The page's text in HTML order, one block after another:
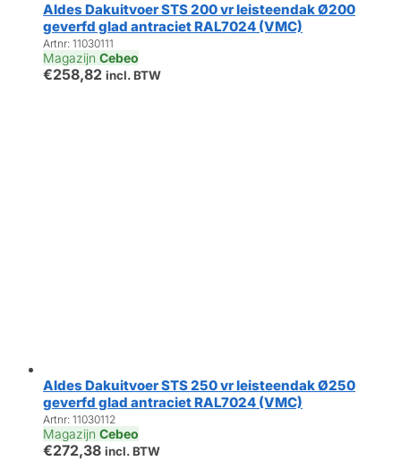
Aldes Dakuitvoer STS 200 vr leisteendak Ø200
geverfd glad antraciet RAL7024 (VMC)
Artnr: 11030111
Magazijn Cebeo
€258,82 incl. BTW
Aldes Dakuitvoer STS 250 vr leisteendak Ø250
geverfd glad antraciet RAL7024 (VMC)
Artnr: 11030112
Magazijn Cebeo
€272,38 incl. BTW